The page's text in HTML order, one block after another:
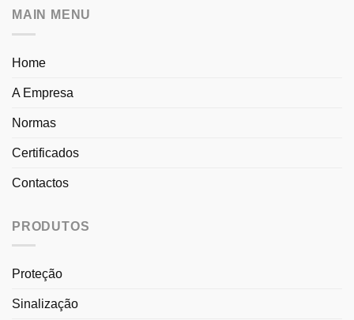
MAIN MENU
Home
A Empresa
Normas
Certificados
Contactos
PRODUTOS
Proteção
Sinalização